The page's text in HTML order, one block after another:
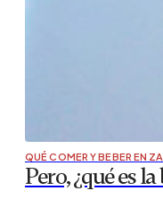
QUÉ COMER Y BEBER EN
Pero, ¿qué es